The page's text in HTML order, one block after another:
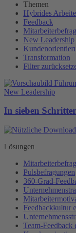
Themen
Hybrides
Feedback
New Leadership
Transformation
Filter
New Leadership
In sieben
Lösungen
Pulsbefragungen
360-Grad-
Feedbackkultur
Team-Feedback